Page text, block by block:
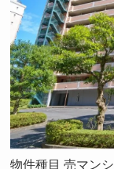
物件種目 売マン